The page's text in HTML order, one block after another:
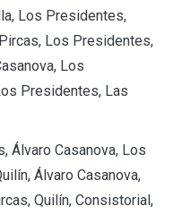
Los Presidentes,
Los Presidentes,
Los
Presidentes, Las
Álvaro Casanova, Los
Álvaro Casanova,
Quilín, Consistorial,